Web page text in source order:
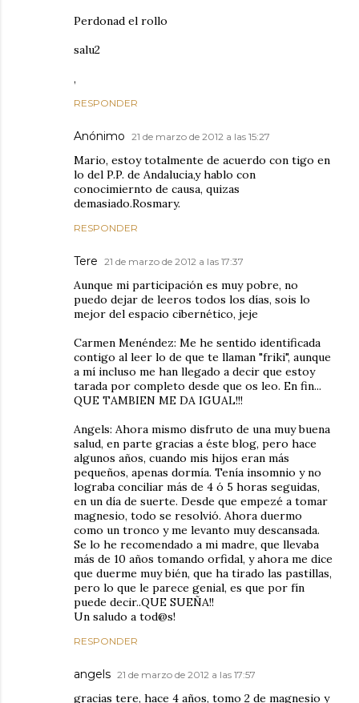
Perdonad el rollo
salu2
,
RESPONDER
Anónimo 21 de marzo de 2012 a las 15:27
Mario, estoy totalmente de acuerdo con tigo en
lo del P.P. de Andalucia,y hablo con
conocimiernto de causa, quizas
demasiado.Rosmary.
RESPONDER
Tere 21 de marzo de 2012 a las 17:37
Aunque mi participación es muy pobre, no
puedo dejar de leeros todos los días, sois lo
mejor del espacio cibernético, jeje
Carmen Menéndez: Me he sentido identificada
contigo al leer lo de que te llaman "friki", aunque
a mí incluso me han llegado a decir que estoy
tarada por completo desde que os leo. En fin...
QUE TAMBIEN ME DA IGUAL!!!
Angels: Ahora mismo disfruto de una muy buena
salud, en parte gracias a éste blog, pero hace
algunos años, cuando mis hijos eran más
pequeños, apenas dormía. Tenía insomnio y no
lograba conciliar más de 4 ó 5 horas seguidas,
en un día de suerte. Desde que empezé a tomar
magnesio, todo se resolvió. Ahora duermo
como un tronco y me levanto muy descansada.
Se lo he recomendado a mi madre, que llevaba
más de 10 años tomando orfidal, y ahora me dice
que duerme muy bién, que ha tirado las pastillas,
pero lo que le parece genial, es que por fín
puede decir..QUE SUEÑA!!
Un saludo a tod@s!
RESPONDER
angels 21 de marzo de 2012 a las 17:57
gracias tere, hace 4 años, tomo 2 de magnesio y